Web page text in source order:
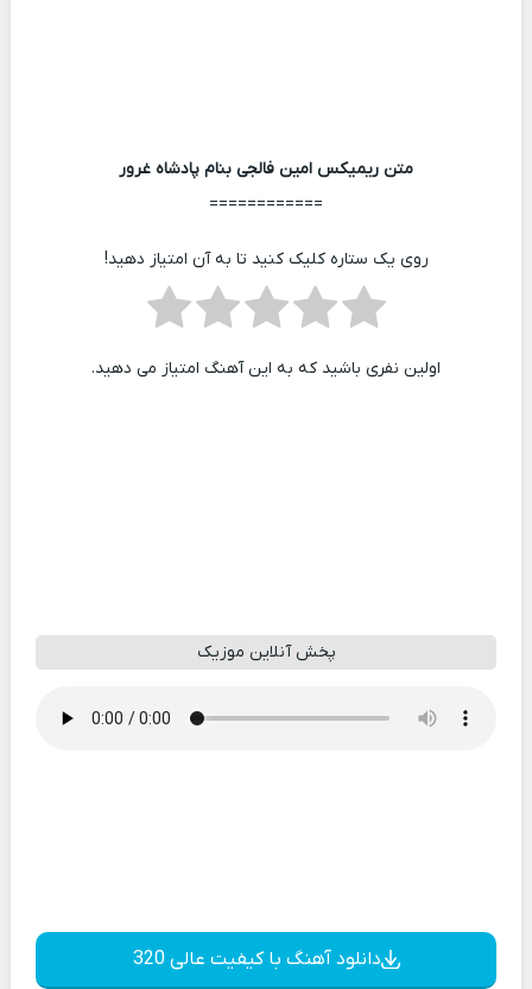
متن ریمیکس امین فالجی بنام پادشاه غرور
============
روی یک ستاره کلیک کنید تا به آن امتیاز دهید!
اولین نفری باشید که به این آهنگ امتیاز می دهید.
پخش آنلاین موزیک
دانلود آهنگ با کیفیت عالی 320